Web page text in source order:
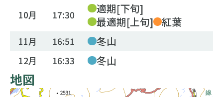
10月 17:30
適期[下旬]
最適期[上旬]
紅葉
11月 16:51 冬山
12月 16:33 冬山
地図